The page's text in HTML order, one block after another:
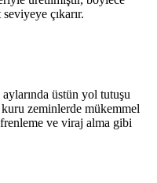
çıkarır.
üstün yol tutuşu
kuru zeminlerde mükemmel
ve viraj alma gibi